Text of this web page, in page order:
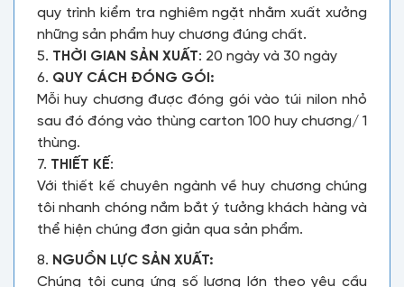
quy trình kiểm tra nghiêm ngặt nhằm xuất xưởng
những sản phẩm huy chương đúng chất.
5. THỜI GIAN SẢN XUẤT: 20 ngày và 30 ngày
6. QUY CÁCH ĐÓNG GÓI:
Mỗi huy chương được đóng gói vào túi nilon nhỏ
sau đó đóng vào thùng carton 100 huy chương/ 1
thùng.
7. THIẾT KẾ:
Với thiết kế chuyên ngành về huy chương chúng
tôi nhanh chóng nắm bắt ý tưởng khách hàng và
thể hiện chúng đơn giản qua sản phẩm.
8. NGUỒN LỰC SẢN XUẤT:
Chúng tôi cung ứng số lượng lớn theo yêu cầu